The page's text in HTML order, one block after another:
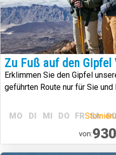
Zu Fuß auf den Gipfel
Erklimmen Sie den Gipfel
geführten Route nur für Sie
MO
DI MI DO FR SA
von: